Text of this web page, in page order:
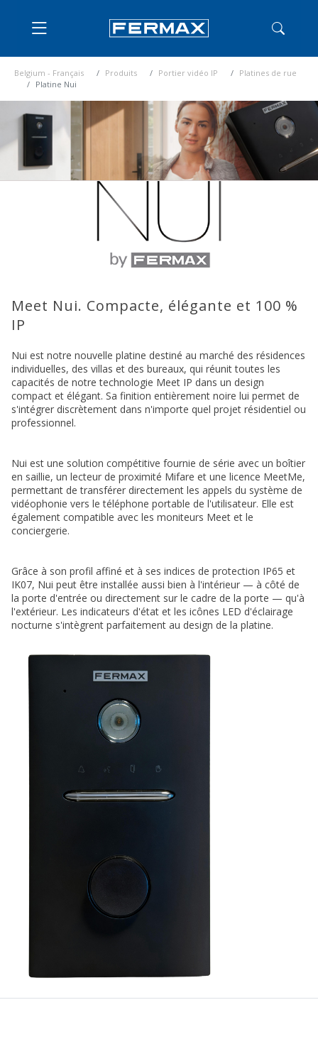
Belgium - Français Produits Portier vidéo IP
Platines de rue
Platine Nui
Meet Nui. Compacte, élégante et 100 %
IP
Nui est notre nouvelle platine destiné au marché des résidences
individuelles, des villas et des bureaux, qui réunit toutes les
capacités de notre technologie Meet IP dans un design
compact et élégant. Sa finition entièrement noire lui permet de
s'intégrer discrètement dans n'importe quel projet résidentiel ou
professionnel.
Nui est une solution compétitive fournie de série avec un boîtier
en saillie, un lecteur de proximité Mifare et une licence MeetMe,
permettant de transférer directement les appels du système de
vidéophonie vers le téléphone portable de l'utilisateur. Elle est
également compatible avec les moniteurs Meet et le
conciergerie.
Grâce à son profil affiné et à ses indices de protection IP65 et
IK07, Nui peut être installée aussi bien à l'intérieur — à côté de
la porte d'entrée ou directement sur le cadre de la porte — qu'à
l'extérieur. Les indicateurs d'état et les icônes LED d'éclairage
nocturne s'intègrent parfaitement au design de la platine.